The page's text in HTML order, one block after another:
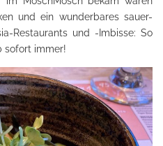
und ein wunderbares sauer-
Restaurants und -Imbisse: So
sofort immer!